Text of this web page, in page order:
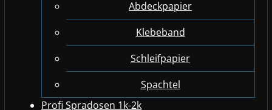
Abdeckpapier
Klebeband
Schleifpapier
Spachtel
Profi Spradosen 1k-2k